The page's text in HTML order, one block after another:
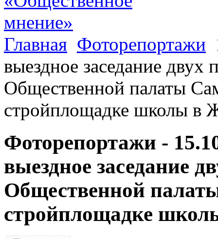
Главная Фоторепортажи
выездное заседание
Общественной палаты
стройплощадке школы в
Фоторепортажи -
выездное заседание
Общественной
стройплощадке